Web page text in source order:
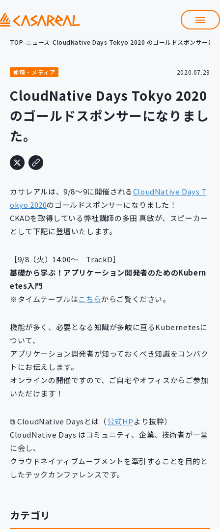
会社情報
サービス
プロダクト開発支援
クラウド導入支援 Git導入支援
システム構築支援
研修サービス
カスタマイズコース 教材購入
新規開発サービス
導入事例
イベント・セミナー
ニュース
TOP ニュース CloudNative Days Tokyo 2020 のゴールドスポンサーに
登壇・メディア 2020.07.29
CloudNative Days Tokyo 2020
のゴールドスポンサーになりまし
た。
カサレアルは、9/8～9に開催されるCloudNative Days T
okyo 2020のゴールドスポンサーになりました！
CKADを取得している弊社講師の多田 真敏が、スピーカー
として下記に登壇いたします。
［9/8（火）14:00～ TrackD］
基礎から学ぶ！アプリケーション開発者のためのKubern
etes入門
※タイムテーブルはこちらからご覧ください。
機能が多く、必要となる知識が多岐に亘るKubernetesに
ついて、
アプリケーション開発者が知っておくべき知識をコンパク
トにお伝えします。
オンラインの開催ですので、ご自宅やオフィスからご参加
いただけます！
⧉ CloudNative Daysとは（公式HPより抜粋）
CloudNative Days はコミュニティ、企業、技術者が一堂
に会し、
クラウドネイティブムーブメントを牽引することを目的と
したテックカンファレンスです。
カテゴリ